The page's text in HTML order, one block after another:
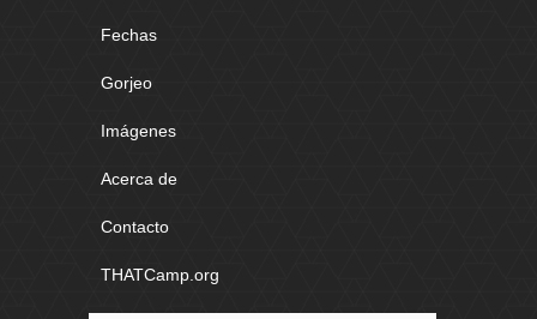
Fechas
Gorjeo
Imágenes
Acerca de
Contacto
THATCamp.org